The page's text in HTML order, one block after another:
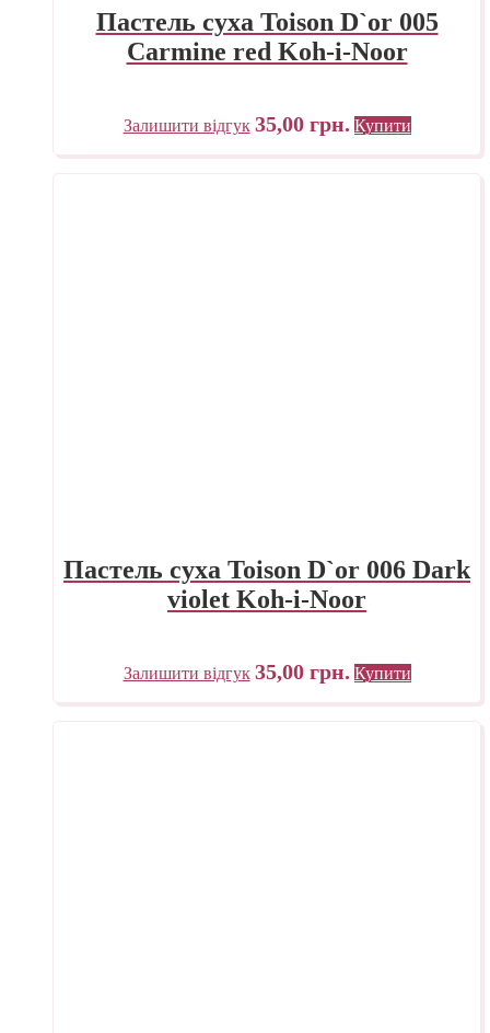
Пастель суха Toison D`or 005
Carmine red Koh-i-Noor
Залишити відгук 35,00 грн. Купити
Пастель суха Toison D`or 006 Dark
violet Koh-i-Noor
Залишити відгук 35,00 грн. Купити